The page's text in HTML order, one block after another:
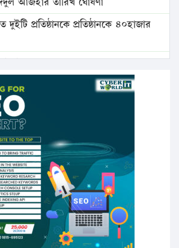
প্রতিষ্ঠানকে প্রতিষ্ঠানকে ৪০হাজার
বাড়ল
বিদ্যুতের দাম বাড়ানোর প্রস্তাব পিডিবির
মে ফেনী সফরে যাবেন প্রধানমন্ত্রী
অর্জন: পূর্ণ স্কলারশিপে যুক্তরাষ্ট্রে
কৃতি…
১৪ জনের প্রাণহানি
ও এইচএসসি পরীক্ষা
পুড়লো ৬ ব্যবসা প্রতিষ্ঠান